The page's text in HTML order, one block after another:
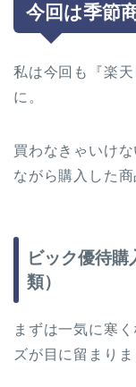
今回は季節
私は今回も『楽
に。
買わなきゃいけ
ながら購入した商
ビック優待
類）
まずは一気に寒
ズが目に留まりま